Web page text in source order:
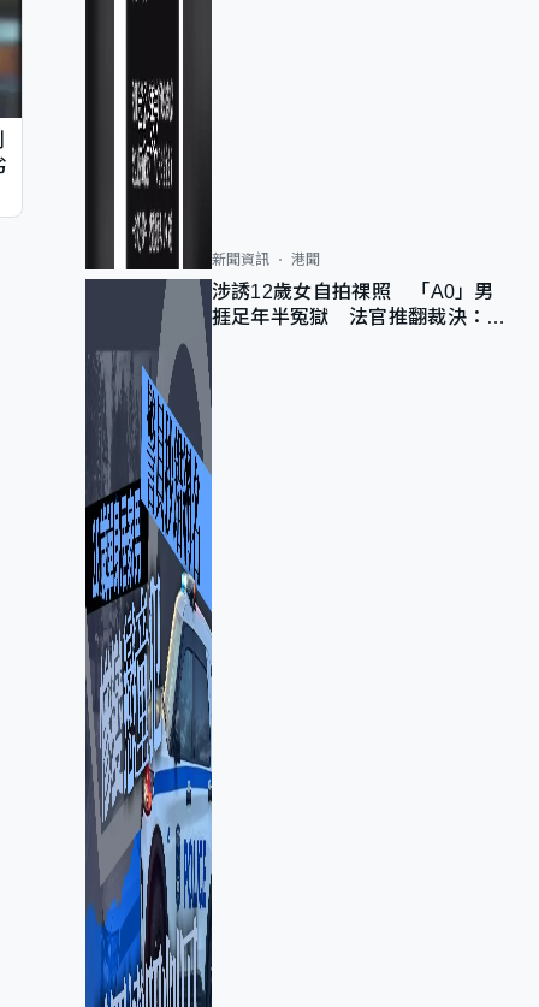
新聞資訊 港聞
涉誘12歲女自拍祼照 「A0」男
捱足年半冤獄 法官推翻裁決：抄